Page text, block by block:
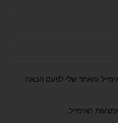
והאתר שלי לפעם הבאה
האימייל.